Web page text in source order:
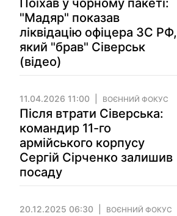
Поїхав у чорному пакеті:
"Мадяр" показав
ліквідацію офіцера ЗС РФ,
який "брав" Сіверськ
(відео)
11.04.2026 11:00 ВОЄННИЙ ФОКУС
Після втрати Сіверська:
командир 11-го
армійського корпусу
Сергій Сірченко залишив
посаду
20.12.2025 06:30 ВОЄННИЙ ФОКУС